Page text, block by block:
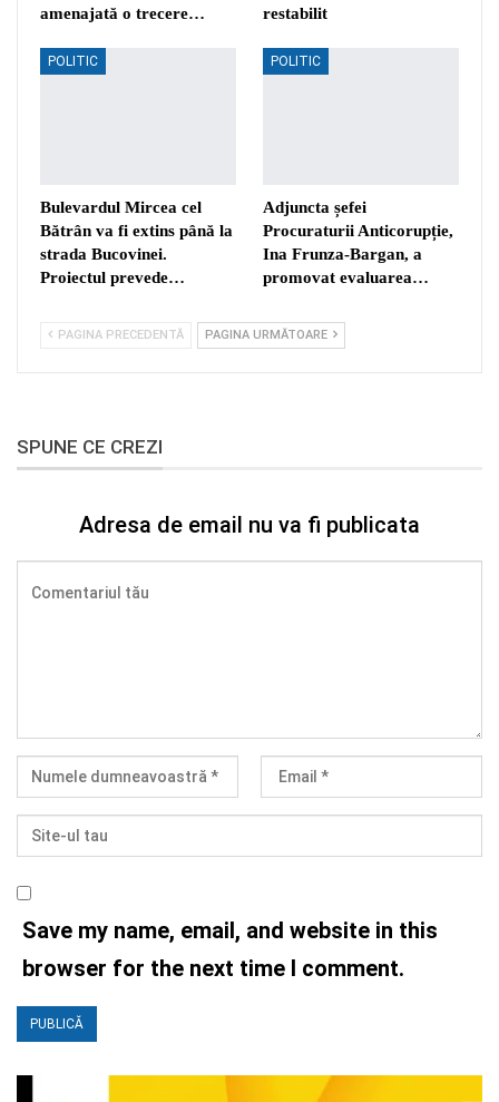
amenajată o trecere…
restabilit
POLITIC
Bulevardul Mircea cel
Bătrân va fi extins până la
strada Bucovinei.
Proiectul prevede…
POLITIC
Adjuncta șefei
Procuraturii Anticorupție,
Ina Frunza-Bargan, a
promovat evaluarea…
PAGINA PRECEDENTĂ PAGINA URMĂTOARE
SPUNE CE CREZI
Adresa de email nu va fi publicata
Save my name, email, and website in this
browser for the next time I comment.